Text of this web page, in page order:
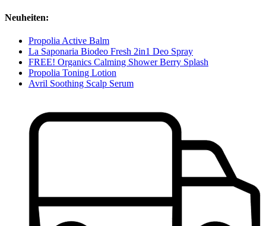
Neuheiten:
Propolia Active Balm
La Saponaria Biodeo Fresh 2in1 Deo Spray
FREE! Organics Calming Shower Berry Splash
Propolia Toning Lotion
Avril Soothing Scalp Serum